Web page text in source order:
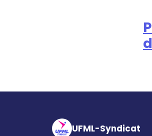
UFML-Syndicat